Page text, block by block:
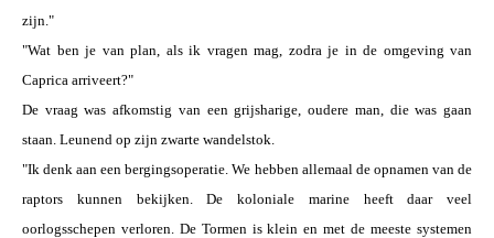
zijn."
"Wat ben je van plan, als ik vragen mag, zodra je in de omgeving van
Caprica arriveert?"
De vraag was afkomstig van een grijsharige, oudere man, die was gaan
staan. Leunend op zijn zwarte wandelstok.
"Ik denk aan een bergingsoperatie. We hebben allemaal de opnamen van de
raptors kunnen bekijken. De koloniale marine heeft daar veel
oorlogsschepen verloren. De Tormen is klein en met de meeste systemen